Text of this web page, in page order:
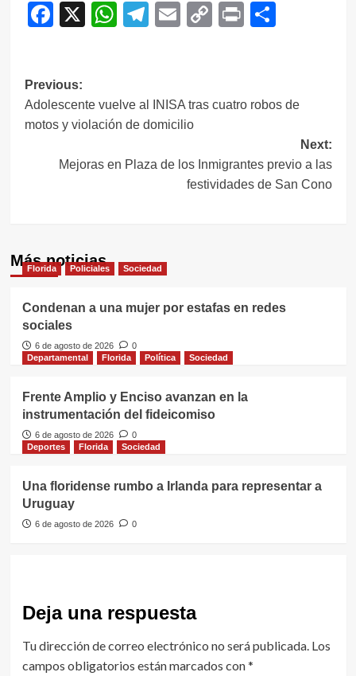
Facebook
X WhatsApp
Telegram
EmailCopy
Print
Navegación
de
entradas
Previous:
Adolescente vuelve al INISA tras cuatro robos de
motos y violación de domicilio
Next:
Mejoras en Plaza de los Inmigrantes previo a las
festividades de San Cono
Más noticias
Florida Policiales Sociedad
Condenan a una mujer por estafas en redes
sociales
6 de agosto de 2026
0
Departamental
Florida Política Sociedad
Frente Amplio y Enciso avanzan en la
instrumentación del fideicomiso
6 de agosto de 2026
0
Deportes
Florida Sociedad
Una floridense rumbo a Irlanda para representar a
Uruguay
6 de agosto de 2026 0
Deja una respuesta
Tu dirección de correo electrónico no será publicada. Los
campos obligatorios están marcados con*